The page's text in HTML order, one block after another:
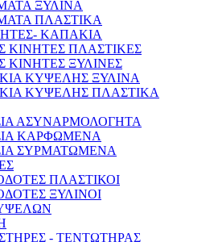
ΞΥΛΙΝΑ
ΠΛΑΣΤΙΚΑ
ΚΑΠΑΚΙΑ
ΚΙΝΗΤΕΣ ΠΛΑΣΤΙΚΕΣ
ΚΙΝΗΤΕΣ ΞΥΛΙΝΕΣ
ΚΥΨΕΛΗΣ ΞΥΛΙΝΑ
ΚΥΨΕΛΗΣ ΠΛΑΣΤΙΚΑ
ΑΣΥΝΑΡΜΟΛΟΓΗΤΑ
ΚΑΡΦΩΜΕΝΑ
ΣΥΡΜΑΤΩΜΕΝΑ
ΠΛΑΣΤΙΚΟΙ
ΞΥΛΙΝΟΙ
- ΤΕΝΤΩΤΗΡΑΣ